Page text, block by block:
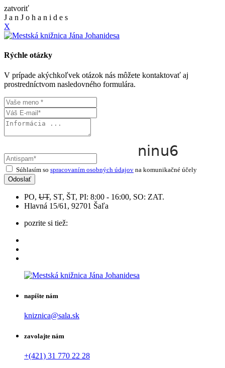
zatvoriť
J a n J o h a n i d e s
X
Rýchle otázky
V prípade akýchkoľvek otázok nás môžete kontaktovať aj
prostredníctvom nasledovného formulára.
Súhlasím so spracovaním osobných údajov na komunikačné účely
Odoslať
PO, UT, ST, ŠT, PI: 8:00 - 16:00, SO: ZAT.
Hlavná 15/61, 92701 Šaľa
pozrite si tiež:
napíšte nám
kniznica@sala.sk
zavolajte nám
+(421) 31 770 22 28